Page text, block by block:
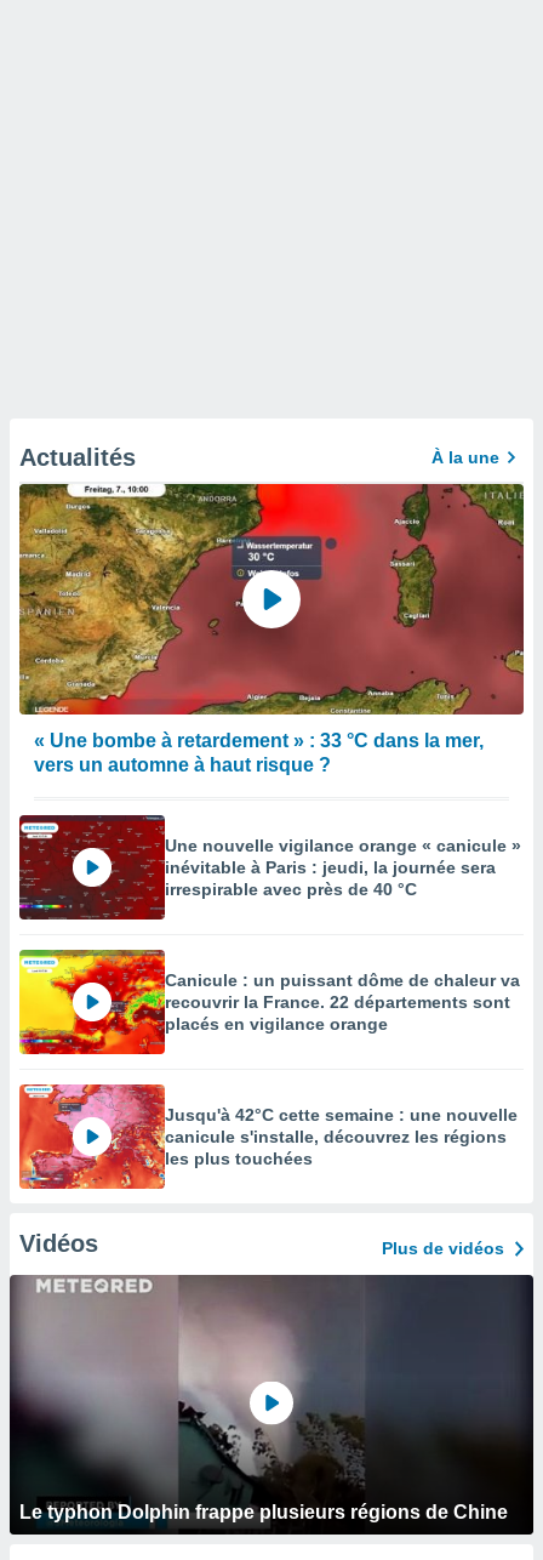
Actualités À la une
« Une bombe à retardement » : 33 °C dans la mer,
vers un automne à haut risque ?
Une nouvelle vigilance orange « canicule »
inévitable à Paris : jeudi, la journée sera
irrespirable avec près de 40 °C
Canicule : un puissant dôme de chaleur va
recouvrir la France. 22 départements sont
placés en vigilance orange
Jusqu'à 42°C cette semaine : une nouvelle
canicule s'installe, découvrez les régions
les plus touchées
Vidéos Plus de vidéos
Le typhon Dolphin frappe plusieurs régions de Chine